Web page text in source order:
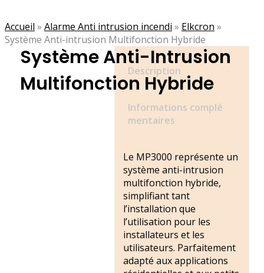
Accueil » Alarme Anti intrusion incendi » Elkcron »
Système Anti-intrusion Multifonction Hybride
Système Anti-Intrusion
Multifonction Hybride
Description
Informations complé
mentaires
Le MP3000 représente un
système anti-intrusion
multifonction hybride,
simplifiant tant
l’installation que
l’utilisation pour les
installateurs et les
utilisateurs. Parfaitement
adapté aux applications